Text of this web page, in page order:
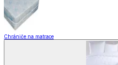
Chrániče na matrace